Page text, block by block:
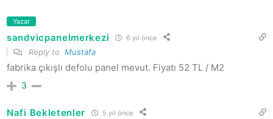
Yazar
sandvicpanelmerkezi 6 yıl önce
Reply to Mustafa
fabrika çıkışlı defolu panel mevut. Fiyatı 52 TL / M2
3
Nafi Bekletenler 5 yıl önce